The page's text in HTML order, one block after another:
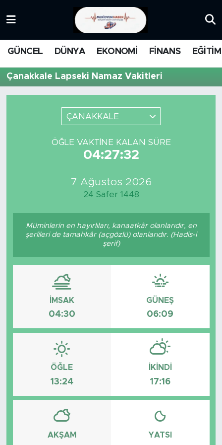
GÜNCEL DÜNYA EKONOMİ FİNANS EĞİTİM
Çanakkale Lapseki Namaz Vakitleri
ÇANAKKALE
ÖĞLE VAKTINE KALAN SÜRE
04:27:32
7 Ağustos 2026
24 Safer 1448
Müminlerin en hayırlıları, kanaatkâr olanlarıdır, en
şerlileri de tamahkâr (açgözlü) olanlarıdır. (Hadis-i
şerif)
İMSAK
04:30
GÜNEŞ
06:09
ÖĞLE
13:24
İKINDI
17:16
AKŞAM YATSI
MANŞET
FİNANS
KARİKATÜR
BİLİM-TEKNOLOJİ
RÖPÖRTAJ
ANALİZ
NOSTALJİ
YAZARLAR
POLİTİKA
İstanbul Namaz Vakitleri
Trafik Durumu
Süper Lig Puan Durumu ve Fikstür
Son Dakika Haberleri
Haber Arşivi